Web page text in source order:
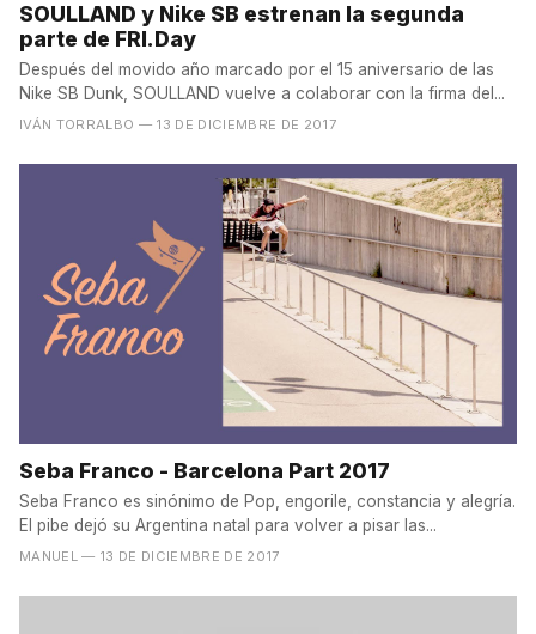
SOULLAND y Nike SB estrenan la segunda
parte de FRI.Day
Después del movido año marcado por el 15 aniversario de las
Nike SB Dunk, SOULLAND vuelve a colaborar con la firma del...
IVÁN TORRALBO — 13 DE DICIEMBRE DE 2017
Seba Franco - Barcelona Part 2017
Seba Franco es sinónimo de Pop, engorile, constancia y alegría.
El pibe dejó su Argentina natal para volver a pisar las...
MANUEL — 13 DE DICIEMBRE DE 2017